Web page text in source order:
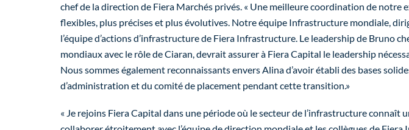
chef de la direction de Fiera Marchés privés. « Une meilleure coordination de
flexibles, plus précises et plus évolutives. Notre équipe Infrastructure mondiale,
l’équipe d’actions d’infrastructure de Fiera Infrastructure. Le leadership de Bruno
mondiaux avec le rôle de Ciaran, devrait assurer à Fiera Capital le leadership
Nous sommes également reconnaissants envers Alina d’avoir établi des bases
d’administration et du comité de placement pendant cette transition.»
« Je rejoins Fiera Capital dans une période où le secteur de l’infrastructure